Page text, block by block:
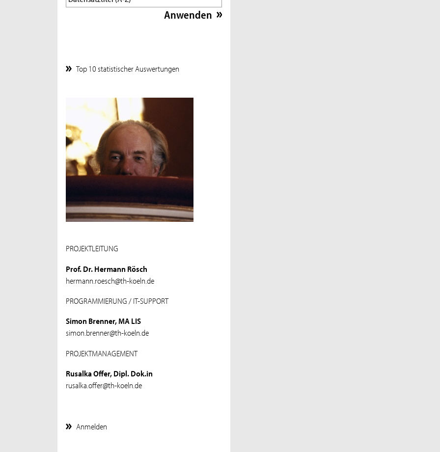
Top 10 statistischer Auswertungen
PROJEKTLEITUNG
Prof. Dr. Hermann Rösch
hermann.roesch@th-koeln.de
PROGRAMMIERUNG / IT-SUPPORT
Simon Brenner, MA LIS
simon.brenner@th-koeln.de
PROJEKTMANAGEMENT
Rusalka Offer, Dipl. Dok.in
rusalka.offer@th-koeln.de
Anmelden